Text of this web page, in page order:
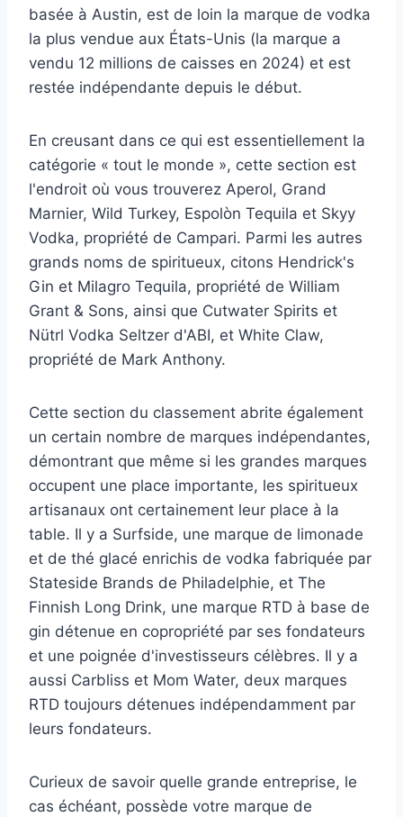
basée à Austin, est de loin la marque de vodka
la plus vendue aux États-Unis (la marque a
vendu 12 millions de caisses en 2024) et est
restée indépendante depuis le début.
En creusant dans ce qui est essentiellement la
catégorie « tout le monde », cette section est
l'endroit où vous trouverez Aperol, Grand
Marnier, Wild Turkey, Espolòn Tequila et Skyy
Vodka, propriété de Campari. Parmi les autres
grands noms de spiritueux, citons Hendrick's
Gin et Milagro Tequila, propriété de William
Grant & Sons, ainsi que Cutwater Spirits et
Nütrl Vodka Seltzer d'ABI, et White Claw,
propriété de Mark Anthony.
Cette section du classement abrite également
un certain nombre de marques indépendantes,
démontrant que même si les grandes marques
occupent une place importante, les spiritueux
artisanaux ont certainement leur place à la
table. Il y a Surfside, une marque de limonade
et de thé glacé enrichis de vodka fabriquée par
Stateside Brands de Philadelphie, et The
Finnish Long Drink, une marque RTD à base de
gin détenue en copropriété par ses fondateurs
et une poignée d'investisseurs célèbres. Il y a
aussi Carbliss et Mom Water, deux marques
RTD toujours détenues indépendamment par
leurs fondateurs.
Curieux de savoir quelle grande entreprise, le
cas échéant, possède votre marque de